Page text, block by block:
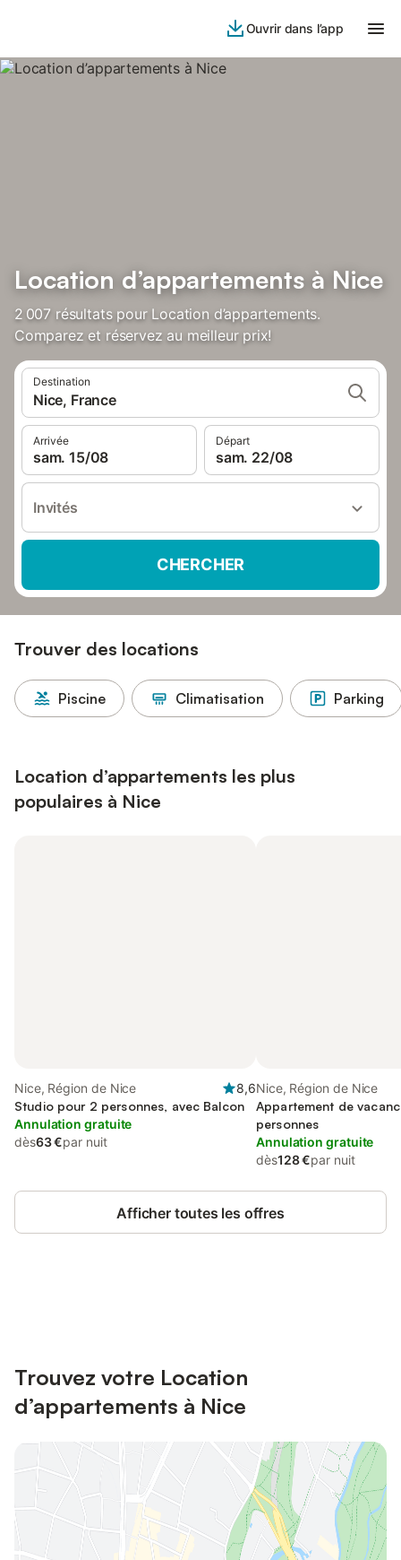
Ouvrir dans l’app
Location d’appartements à Nice
2 007 résultats pour Location d’appartements.
Comparez et réservez au meilleur prix!
Destination
Nice, France
Arrivée
sam. 15/08
Départ
sam. 22/08
Invités
CHERCHER
Trouver des locations
Piscine Climatisation Parking
Location d’appartements les plus
populaires à Nice
Nice, Région de Nice
8,6
Studio pour 2 personnes, avec Balcon
Annulation gratuite
dès63 €par nuit
Nice, Région de Nice
Appartement de
personnes
Annulation gratuite
dès128 €par nuit
Afficher toutes les offres
Trouvez votre Location
d’appartements à Nice